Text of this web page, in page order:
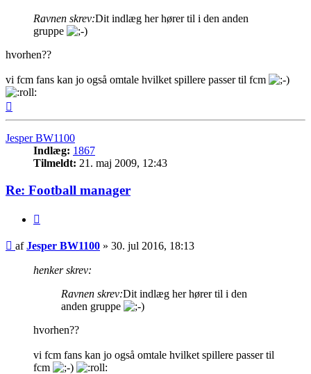
Ravnen skrev:Dit indlæg her hører til i den anden
gruppe
hvorhen??
vi fcm fans kan jo også omtale hvilket spillere passer til fcm
Jesper BW1100
Indlæg: 1867
Tilmeldt: 21. maj 2009, 12:43
Re: Football manager
Indlæg
afJesper BW1100 » 30. jul 2016, 18:13
henker skrev:
Ravnen skrev:Dit indlæg her hører til i den
anden gruppe
hvorhen??
vi fcm fans kan jo også omtale hvilket spillere passer til
fcm